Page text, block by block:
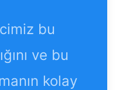
bu
ve bu
kolay